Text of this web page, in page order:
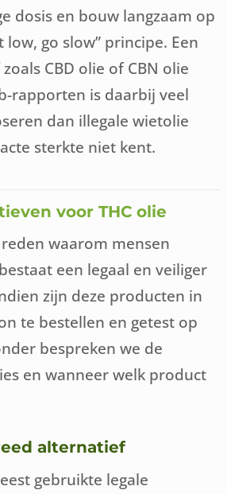
dosis en bouw langzaam op
low, go slow” principe. Een
CBD olie of CBN olie
rapporten is daarbij veel
dan illegale wietolie
sterkte niet kent.
voor THC olie
waarom mensen
een legaal en veiliger
zijn deze producten in
te bestellen en getest op
bespreken we de
en wanneer welk product
alternatief
gebruikte legale